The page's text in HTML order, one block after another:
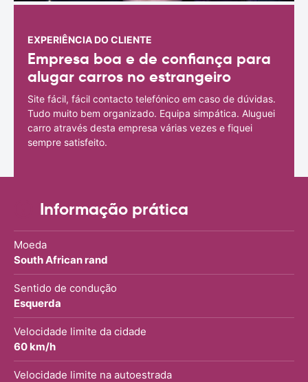
EXPERIÊNCIA DO CLIENTE
Empresa boa e de confiança para
alugar carros no estrangeiro
Site fácil, fácil contacto telefónico em caso de dúvidas.
Tudo muito bem organizado. Equipa simpática. Aluguei
carro através desta empresa várias vezes e fiquei
sempre satisfeito.
Informação prática
Moeda
South African rand
Sentido de condução
Esquerda
Velocidade limite da cidade
60 km/h
Velocidade limite na autoestrada